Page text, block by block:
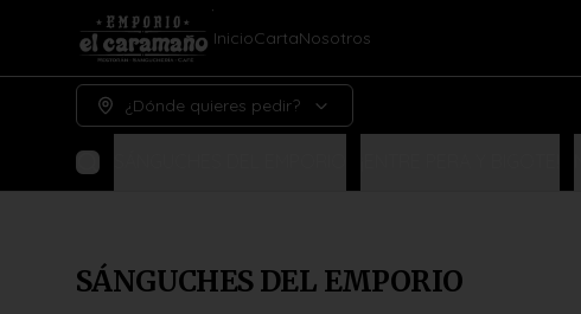
InicioCartaNosotros
¿Dónde quieres pedir?
SÁNGUCHES DEL EMPORIO